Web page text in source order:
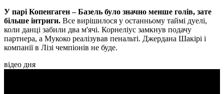
У парі Копенгаген – Базель було значно менше голів, зате
більше інтриги. Все вирішилося у останньому таймі дуелі,
коли данці забили два м'ячі. Корнеліус замкнув подачу
партнера, а Мукоко реалізував пенальті. Джердана Шакірі і
компанії в Лізі чемпіонів не буде.
відео дня